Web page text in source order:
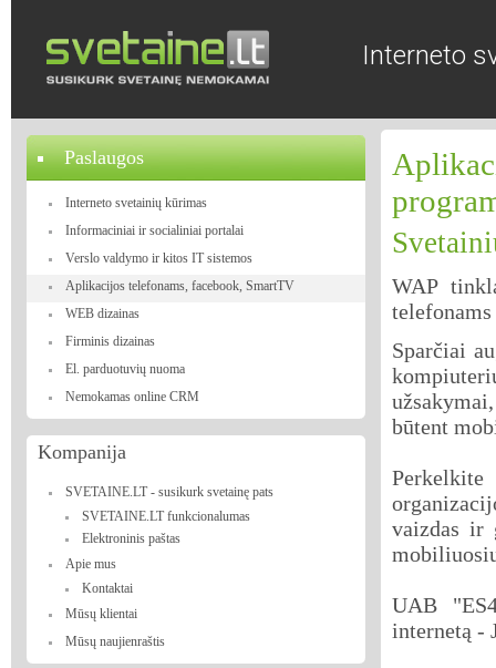
Interneto
Paslaugos
Interneto svetainių kūrimas
Informaciniai ir socialiniai portalai
Verslo valdymo ir kitos IT sistemos
Aplikacijos telefonams, facebook, SmartTV
WEB dizainas
Firminis dizainas
El. parduotuvių nuoma
Nemokamas online CRM
Kompanija
SVETAINE.LT - susikurk svetainę pats
SVETAINE.LT funkcionalumas
Elektroninis paštas
Apie mus
Kontaktai
Mūsų klientai
Mūsų naujienraštis
WAP
Sparčiai
būtent
Perkelkite
vaizdas ir
UAB
internetą -